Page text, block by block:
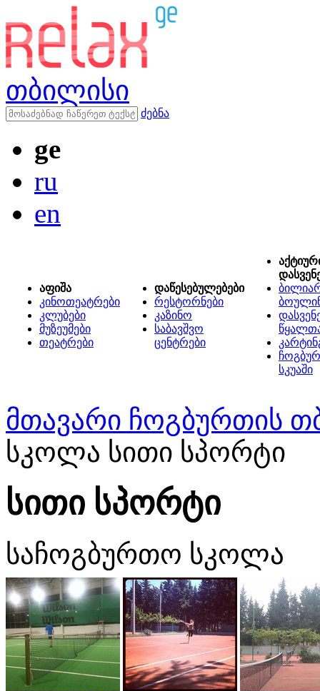
თბილისი
ძებნა
ge
ru
en
აფიშა
კინოთეატრები
კლუბები
მუზეუმები
თეატრები
დაწესებულებები
რესტორნები
კაზინო
საბავშვო
ცენტრები
სკუაში
მთავარი ჩოგბურთის
სკოლა სითი სპორტი
სითი სპორტი
საჩოგბურთო სკოლა